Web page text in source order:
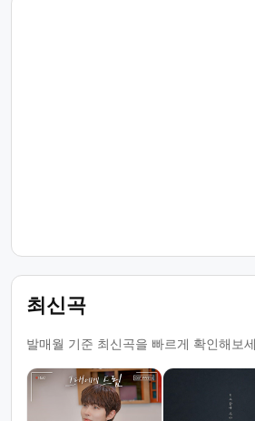
최신곡
발매월 기준 최신곡을 빠르게 확인해보세